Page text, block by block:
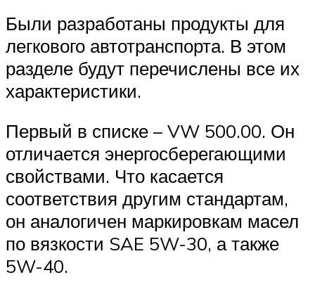
Были разработаны продукты для
легкового автотранспорта. В этом
разделе будут перечислены все их
характеристики.
Первый в списке – VW 500.00. Он
отличается энергосберегающими
свойствами. Что касается
соответствия другим стандартам,
он аналогичен маркировкам масел
по вязкости SAE 5W-30, а также
5W-40.